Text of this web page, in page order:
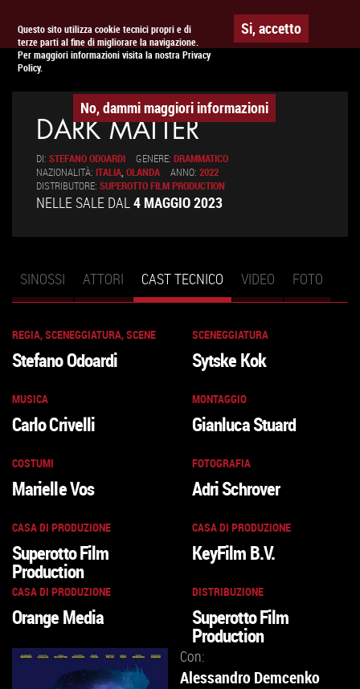
Questo sito utilizza cookie tecnici propri e di
terze parti al fine di migliorare la navigazione.
Per maggiori informazioni visita la nostra Privacy
Policy.
Si, accetto
No, dammi maggiori informazioni
APPUNTAMENTO AL CINEMA
DARK MATTER
DI: STEFANO ODOARDI GENERE: DRAMMATICO
NAZIONALITÀ: ITALIA,OLANDA ANNO: 2022
DISTRIBUTORE: SUPEROTTO FILM PRODUCTION
NELLE SALE DAL4 MAGGIO 2023
Schede primarie
SINOSSI ATTORI CAST TECNICO (SCHEDA
ATTIVA)
VIDEO FOTO
REGIA, SCENEGGIATURA, SCENE
Stefano Odoardi
SCENEGGIATURA
Sytske Kok
MUSICA
Carlo Crivelli
MONTAGGIO
Gianluca Stuard
COSTUMI
Marielle Vos
FOTOGRAFIA
Adri Schrover
CASA DI PRODUZIONE
Superotto Film
Production
CASA DI PRODUZIONE
KeyFilm B.V.
CASA DI PRODUZIONE
Orange Media
DISTRIBUZIONE
Superotto Film
Production
Con:
Alessandro Demcenko